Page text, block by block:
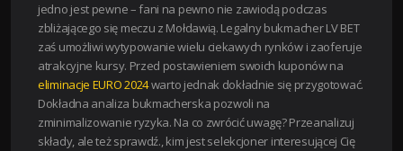
jedno jest pewne – fani na pewno nie zawiodą podczas
zbliżającego się meczu z Mołdawią. Legalny bukmacher LV BET
zaś umożliwi wytypowanie wielu ciekawych rynków i zaoferuje
atrakcyjne kursy. Przed postawieniem swoich kuponów na
eliminacje EURO 2024warto jednak dokładnie się przygotować.
Dokładna analiza bukmacherska pozwoli na
zminimalizowanie ryzyka. Na co zwrócić uwagę? Przeanalizuj
składy, ale też sprawdź., kim jest selekcjoner interesującej Cię